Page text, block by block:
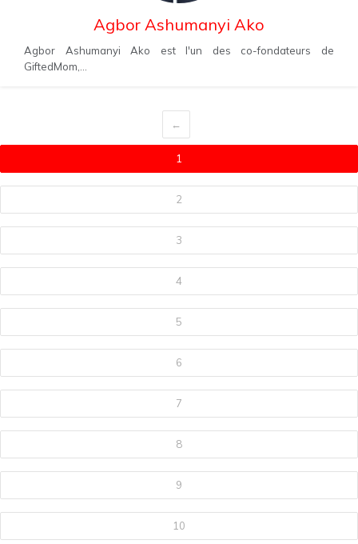
Agbor Ashumanyi Ako
Agbor Ashumanyi Ako est l'un des co-fondateurs de
GiftedMom,...
←
1
2
3
4
5
6
7
8
9
10